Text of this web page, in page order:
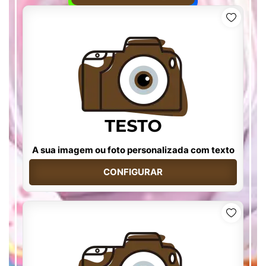
A sua imagem ou foto personalizada com texto
CONFIGURAR